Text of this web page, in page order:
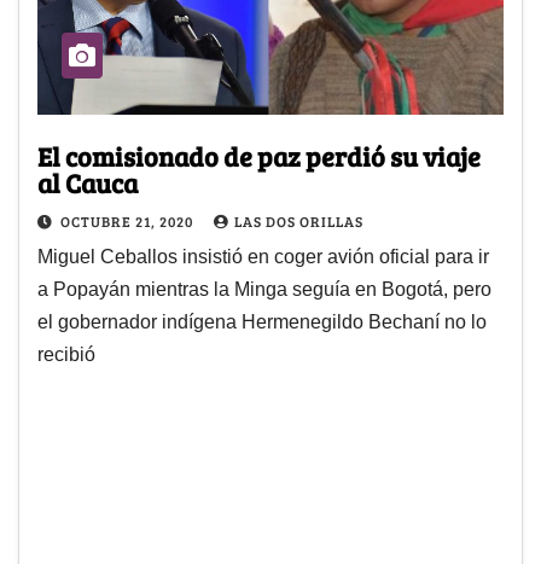
El comisionado de paz perdió su viaje
al Cauca
OCTUBRE 21, 2020 LAS DOS ORILLAS
Miguel Ceballos insistió en coger avión oficial para ir
a Popayán mientras la Minga seguía en Bogotá, pero
el gobernador indígena Hermenegildo Bechaní no lo
recibió